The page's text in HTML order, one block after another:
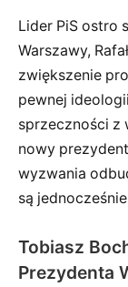
Lider PiS ostro
Warszawy,
zwiększenie
pewnej
sprzeczności z
nowy
wyzwania
są
Tobiasz
Prezydenta